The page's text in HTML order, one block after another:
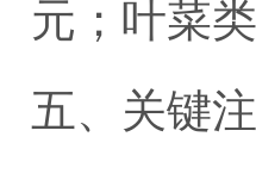
元；叶菜
五、关键